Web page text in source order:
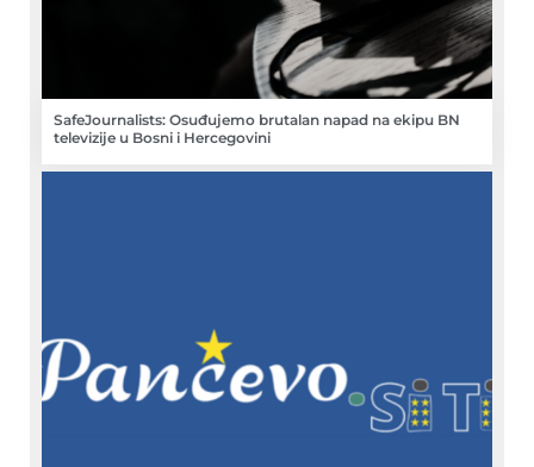
SafeJournalists: Osuđujemo brutalan napad na ekipu BN
televizije u Bosni i Hercegovini